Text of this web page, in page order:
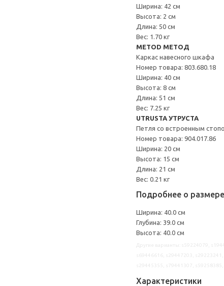
Ширина: 42 см
Высота: 2 см
Длина: 50 см
Вес: 1.70 кг
METOD МЕТОД
Каркас навесного шкафа
Номер товара: 803.680.18
Ширина: 40 см
Высота: 8 см
Длина: 51 см
Вес: 7.25 кг
UTRUSTA УТРУСТА
Петля со встроенным
Номер товара: 904.017.86
Ширина: 20 см
Высота: 15 см
Длина: 21 см
Вес: 0.21 кг
Подробнее о
Ширина: 40.0 см
Глубина: 39.0 см
Высота: 40.0 см
Характеристики